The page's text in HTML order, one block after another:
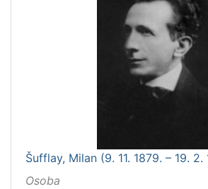
Šufflay, Milan (9. 11. 1879. – 19. 2.
Osoba